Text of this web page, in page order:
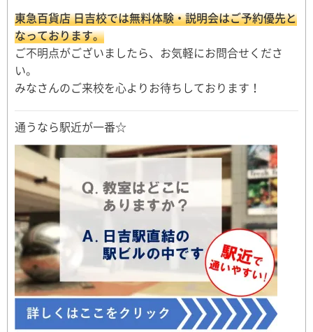
東急百貨店 日吉校では無料体験・説明会はご予約優先と
なっております。
ご不明点がございましたら、お気軽にお問合せくださ
い。
みなさんのご来校を心よりお待ちしております！
通うなら駅近が一番☆